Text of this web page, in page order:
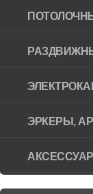
ЭРКЕРЫ,